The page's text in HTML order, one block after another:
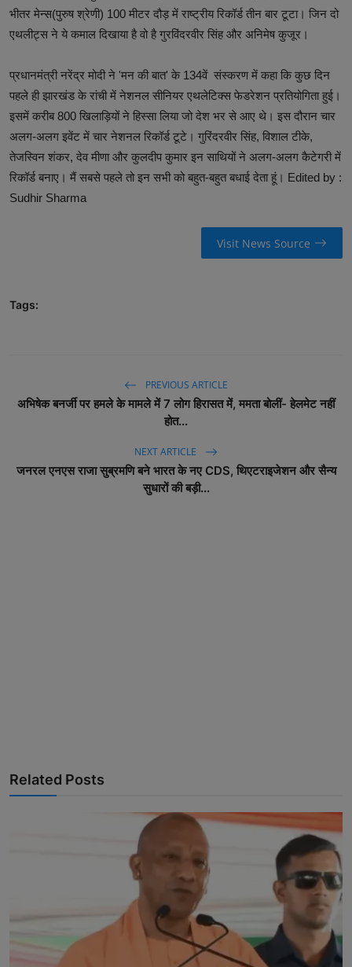
भीतर मेन्स(पुरुष श्रेणी) 100 मीटर दौड़ में राष्ट्रीय रिकॉर्ड तीन बार टूटा। जिन दो
एथलीट्स ने ये कमाल दिखाया है वो है गुरविंदरवीर सिंह और अनिमेष कुजूर।
प्रधानमंत्री नरेंद्र मोदी ने 'मन की बात' के 134वें संस्करण में कहा कि कुछ दिन
पहले ही झारखंड के रांची में नेशनल सीनियर एथलेटिक्स फेडरेशन प्रतियोगिता हुई।
इसमें करीब 800 खिलाड़ियों ने हिस्सा लिया जो देश भर से आए थे। इस दौरान चार
अलग-अलग इवेंट में चार नेशनल रिकॉर्ड टूटे। गुरिंदरवीर सिंह, विशाल टीके,
तेजस्विन शंकर, देव मीणा और कुलदीप कुमार इन साथियों ने अलग-अलग कैटेगरी में
रिकॉर्ड बनाए। मैं सबसे पहले तो इन सभी को बहुत-बहुत बधाई देता हूं। Edited by :
Sudhir Sharma
Visit News Source
Tags:
PREVIOUS ARTICLE
अभिषेक बनर्जी पर हमले के मामले में 7 लोग हिरासत में, ममता बोलीं- हेलमेट नहीं
होत...
NEXT ARTICLE
जनरल एनएस राजा सुब्रमणि बने भारत के नए CDS, थिएटराइजेशन और सैन्य
सुधारों की बड़ी...
Related Posts